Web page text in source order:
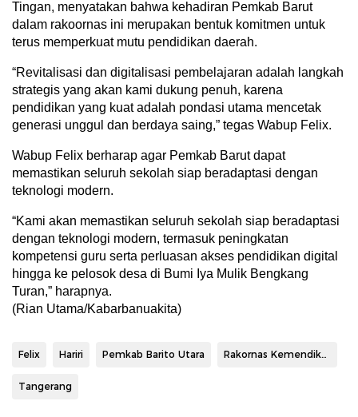
Tingan, menyatakan bahwa kehadiran Pemkab Barut
dalam rakoornas ini merupakan bentuk komitmen untuk
terus memperkuat mutu pendidikan daerah.
“Revitalisasi dan digitalisasi pembelajaran adalah langkah
strategis yang akan kami dukung penuh, karena
pendidikan yang kuat adalah pondasi utama mencetak
generasi unggul dan berdaya saing,” tegas Wabup Felix.
Wabup Felix berharap agar Pemkab Barut dapat
memastikan seluruh sekolah siap beradaptasi dengan
teknologi modern.
“Kami akan memastikan seluruh sekolah siap beradaptasi
dengan teknologi modern, termasuk peningkatan
kompetensi guru serta perluasan akses pendidikan digital
hingga ke pelosok desa di Bumi Iya Mulik Bengkang
Turan,” harapnya.
(Rian Utama/Kabarbanuakita)
Felix Hariri Pemkab Barito Utara Rakornas Kemendikdasmen
Tangerang